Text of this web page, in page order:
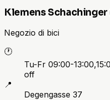
Klemens
Negozio di bici
🕐
Tu-Fr 09:00-
off
📍
Degengasse 37